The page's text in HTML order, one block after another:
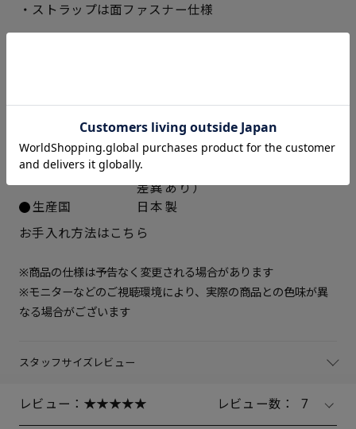
22cm △ 残りわずか
× 在庫なし
△ 残りわずか
24.5cm × 在庫なし
・ストラップは面ファスナー仕様
中敷き
合成皮革
ソール素材
発泡ポリウレタン、合成ゴム
ヒールの高さ
約5.3cm
重さ（片足）
約215ｇ（サイズにより多少の
差異あり）
生産国
日本製
お手入れ方法はこちら
※商品の仕様は予告なく変更される場合があります
※モニターなどのご視聴環境により、実際の商品との色味が異
なる場合がございます
スタッフサイズレビュー
レビュー： レビュー数： 7